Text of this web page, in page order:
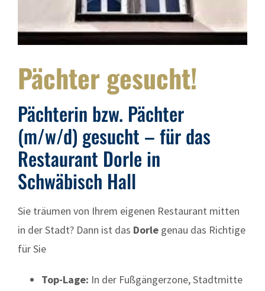
Pächter gesucht!
Pächterin bzw. Pächter
(m/w/d) gesucht – für das
Restaurant Dorle in
Schwäbisch Hall
Sie träumen von Ihrem eigenen Restaurant mitten
in der Stadt? Dann ist das Dorle genau das Richtige
für Sie
Top-Lage: In der Fußgängerzone, Stadtmitte